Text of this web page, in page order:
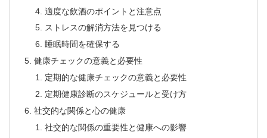
適度な飲酒のポイントと注意点
ストレスの解消方法を見つける
睡眠時間を確保する
健康チェックの意義と必要性
定期的な健康チェックの意義と必要性
定期健康診断のスケジュールと受け方
社交的な関係と心の健康
社交的な関係の重要性と健康への影響